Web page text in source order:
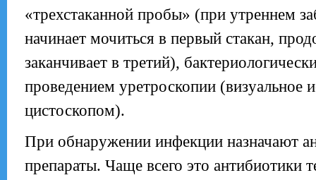
«трехстаканной пробы» (при утреннем
начинает мочиться в первый стакан,
заканчивает в третий),
проведением уретроскопии (визуальное
цистоскопом).
При обнаружении инфекции назначают
препараты. Чаще всего это антибиотики